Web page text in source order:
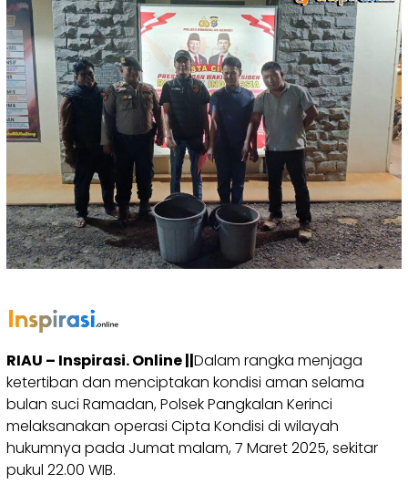
RIAU – Inspirasi. Online ||Dalam rangka menjaga
ketertiban dan menciptakan kondisi aman selama
bulan suci Ramadan, Polsek Pangkalan Kerinci
melaksanakan operasi Cipta Kondisi di wilayah
hukumnya pada Jumat malam, 7 Maret 2025, sekitar
pukul 22.00 WIB.